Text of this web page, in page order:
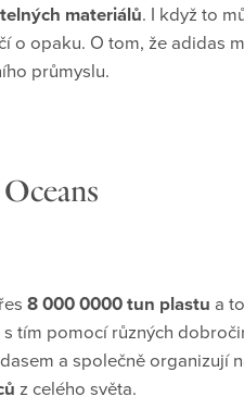
materiálů. I když to
o opaku. O tom, že adidas
průmyslu.
8 000 0000 tun plastu a
tím pomocí různých
a společně organizují
z celého světa.